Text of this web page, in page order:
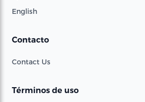
English
Contacto
Contact Us
Términos de uso